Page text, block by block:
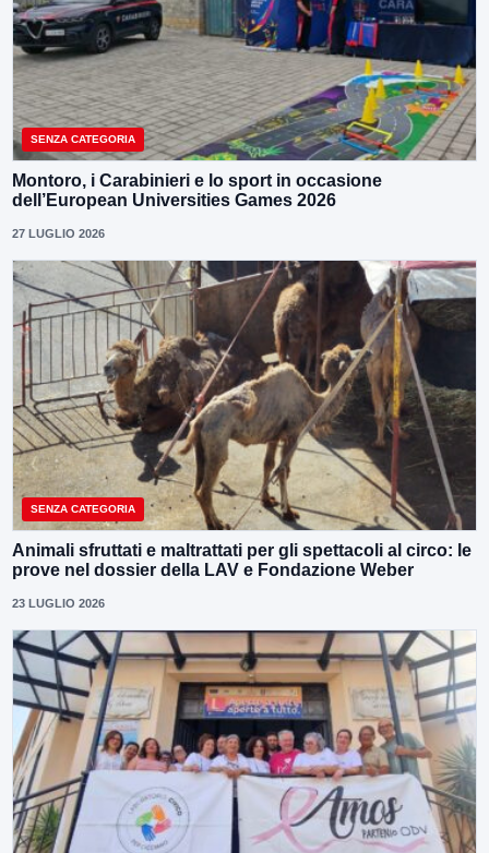
SENZA CATEGORIA
Montoro, i Carabinieri e lo sport in occasione
dell’European Universities Games 2026
27 LUGLIO 2026
SENZA CATEGORIA
Animali sfruttati e maltrattati per gli spettacoli al circo: le
prove nel dossier della LAV e Fondazione Weber
23 LUGLIO 2026